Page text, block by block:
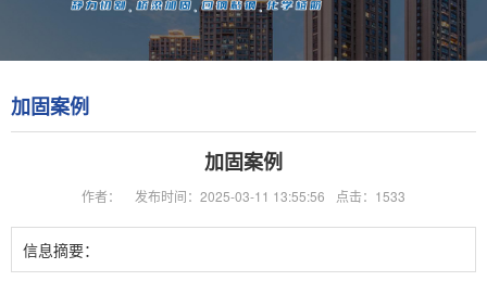
加固案例
加固案例
作者： 发布时间：2025-03-11 13:55:56 点击：1533
信息摘要：